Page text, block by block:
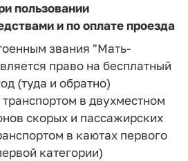
пользовании
и по оплате проезда
звания "Мать-
право на бесплатный
(туда и обратно)
в двухместном
скорых и пассажирских
в каютах первого
категории)